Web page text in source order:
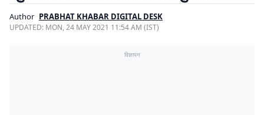
Author PRABHAT KHABAR DIGITAL DESK
UPDATED: MON, 24 MAY 2021 11:54 AM (IST)
विज्ञापन